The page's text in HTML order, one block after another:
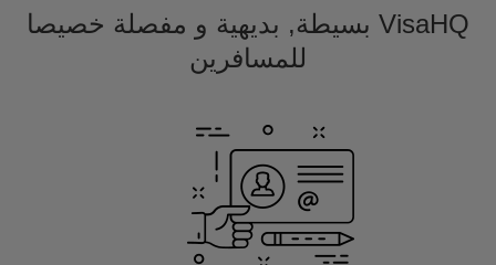
VisaHQ بسيطة, بديهية و مفصلة خصيصا
للمسافرين